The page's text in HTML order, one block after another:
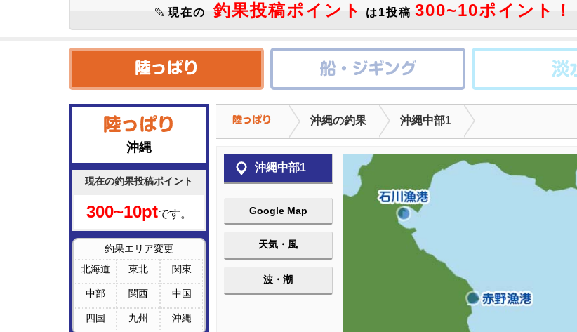
現在の 釣果投稿ポイント は1投稿 300~10ポイント！
沖縄
現在の釣果投稿ポイント
300~10ptです。
釣果エリア変更
北海道
東北 関東
中部 関西 中国
四国 九州 沖縄
沖縄の釣果 沖縄中部1
沖縄中部1
Google Map
天気・風
波・潮